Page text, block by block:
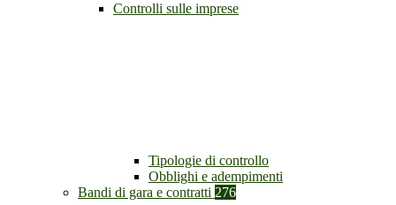
Controlli sulle imprese
Tipologie di controllo
Obblighi e adempimenti
Bandi di gara e contratti 276